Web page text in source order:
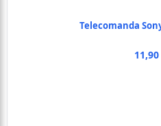
Telecomanda